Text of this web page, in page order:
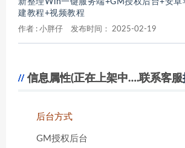
新整理Win一键服务端+GM授权后台+安卓
建教程+视频教程
作者 : 小胖仔 发布时间： 2025-02-19
信息属性(正在上架中….联系客服
后台方式
GM授权后台